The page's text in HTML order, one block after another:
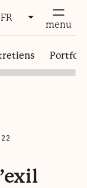
FR
FR
EN
fermer menu